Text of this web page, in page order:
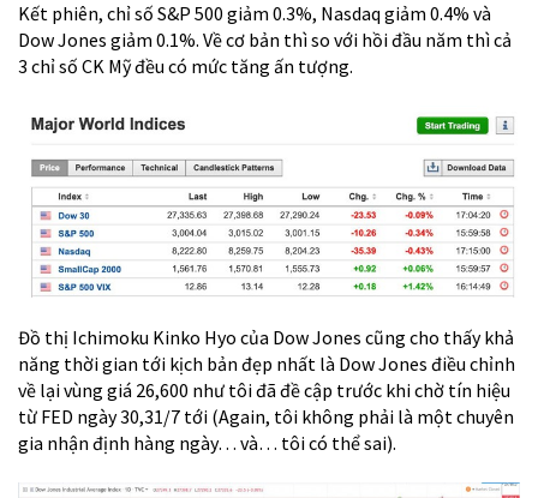
Kết phiên, chỉ số S&P 500 giảm 0.3%, Nasdaq giảm 0.4% và
Dow Jones giảm 0.1%. Về cơ bản thì so với hồi đầu năm thì cả
3 chỉ số CK Mỹ đều có mức tăng ấn tượng.
Đồ thị Ichimoku Kinko Hyo của Dow Jones cũng cho thấy khả
năng thời gian tới kịch bản đẹp nhất là Dow Jones điều chỉnh
về lại vùng giá 26,600 như tôi đã đề cập trước khi chờ tín hiệu
từ FED ngày 30,31/7 tới (Again, tôi không phải là một chuyên
gia nhận định hàng ngày… và… tôi có thể sai).